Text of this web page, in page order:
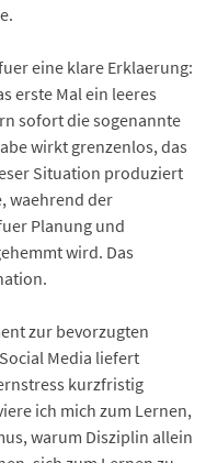
eine klare Erklaerung:
erste Mal ein leeres
sofort die sogenannte
wirkt grenzenlos, das
Situation produziert
waehrend der
Planung und
wird. Das
zur bevorzugten
Media liefert
kurzfristig
ich mich zum Lernen,
warum Disziplin allein